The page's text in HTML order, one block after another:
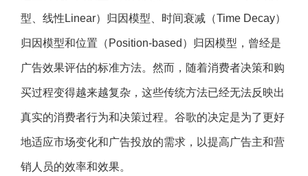
型、线性Linear）归因模型、时间衰减（Time Decay）
归因模型和位置（Position-based）归因模型，曾经是
广告效果评估的标准方法。然而，随着消费者决策和购
买过程变得越来越复杂，这些传统方法已经无法反映出
真实的消费者行为和决策过程。谷歌的决定是为了更好
地适应市场变化和广告投放的需求，以提高广告主和营
销人员的效率和效果。